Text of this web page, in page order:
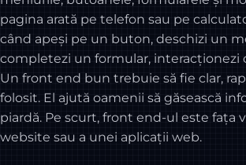
pagina arată pe telefon sau pe
când apeși pe un buton, deschizi un
completezi un formular, interacționezi
Un front end bun trebuie să fie clar,
folosit. El ajută oamenii să găsească
piardă. Pe scurt, front end-ul este fața
website sau a unei aplicații web.